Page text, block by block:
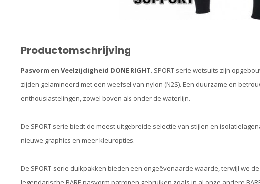
Productomschrijving
Pasvorm en Veelzijdigheid DONE RIGHT. SPORT serie wetsuits zijn
zijden gelamineerd met een weefsel van nylon (N2S). Een duurzame en
enthousiastelingen, zowel boven als onder de waterlijn.
De SPORT serie biedt de meest uitgebreide selectie van stijlen en
nieuwe graphics en meer kleuropties.
De SPORT-serie duikpakken bieden een ongeëvenaarde waarde, terwijl we
legendarische BARE pasvorm patronen gebruiken zoals in al onze andere